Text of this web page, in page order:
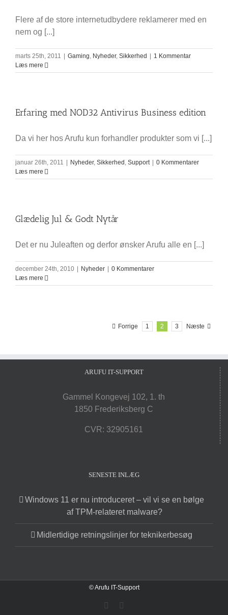
Flere af de store internetudbydere reklamerer med en
nem og [...]
marts 25th, 2011 Gaming, Nyheder, Sikkerhed
1 Kommentar
Læs mere
Erfaring med NOD32 Antivirus Business edition
Da vi her hos Arufu kun forhandler produkter som vi [...]
januar 26th, 2011 Nyheder, Sikkerhed , Support
0 Kommentarer
Læs mere
Glædelig Jul & Godt Nytår
Det er nu Juleaften og derfor ønsker Arufu alle en [...]
december 24th, 2010 Nyheder
0 Kommentarer
Læs mere
Forrige 1 2 3 Næste
ARUFU IT-SUPPORT
Gammel Kongevej 102, 1. th
1850 Frederiksberg C
CVR: 32905161
SENESTE INLÆG
Windows 11 er nu introduceret – vil vi se en bølge
af TPM-relateret malware?
Midlertidige retningslinjer for teknikerbesøg
© Arufu IT-Support
Facebook